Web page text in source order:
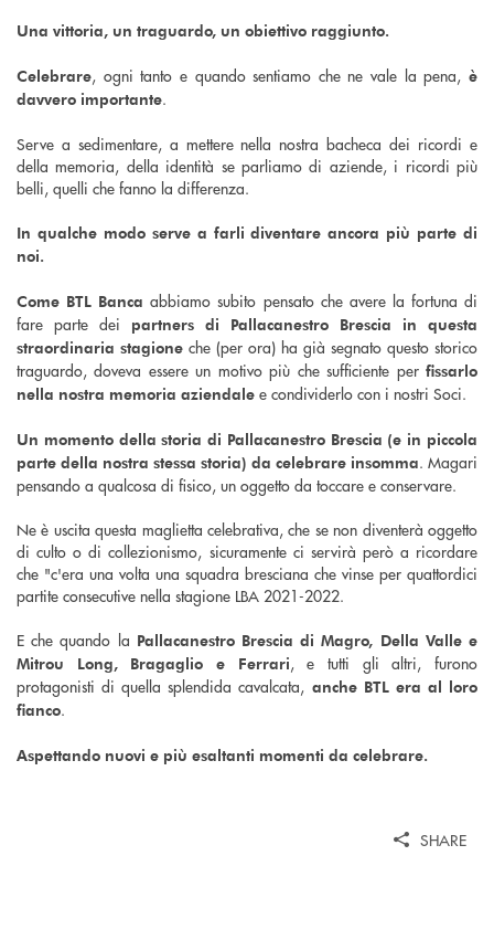
Una vittoria, un traguardo, un obiettivo raggiunto.
Celebrare, ogni tanto e quando sentiamo che ne vale la pena, è
davvero importante.
Serve a sedimentare, a mettere nella nostra bacheca dei ricordi e
della memoria, della identità se parliamo di aziende, i ricordi più
belli, quelli che fanno la differenza.
In qualche modo serve a farli diventare ancora più parte di
noi.
Come BTL Banca abbiamo subito pensato che avere la fortuna di
fare parte dei partners di Pallacanestro Brescia in questa
straordinaria stagione che (per ora) ha già segnato questo storico
traguardo, doveva essere un motivo più che sufficiente per fissarlo
nella nostra memoria aziendale e condividerlo con i nostri Soci.
Un momento della storia di Pallacanestro Brescia (e in piccola
parte della nostra stessa storia) da celebrare insomma. Magari
pensando a qualcosa di fisico, un oggetto da toccare e conservare.
Ne è uscita questa maglietta celebrativa, che se non diventerà oggetto
di culto o di collezionismo, sicuramente ci servirà però a ricordare
che "c'era una volta una squadra bresciana che vinse per quattordici
partite consecutive nella stagione LBA 2021-2022.
E che quando la Pallacanestro Brescia di Magro, Della Valle e
Mitrou Long, Bragaglio e Ferrari, e tutti gli altri, furono
protagonisti di quella splendida cavalcata, anche BTL era al loro
fianco.
Aspettando nuovi e più esaltanti momenti da celebrare.
SHARE